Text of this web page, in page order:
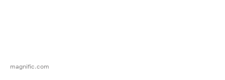
magnific.com